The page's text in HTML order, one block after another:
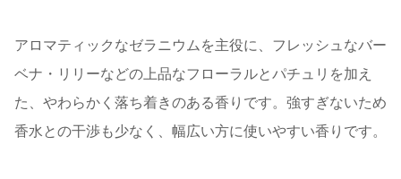
アロマティックなゼラニウムを主役に、フレッシュなバー
ベナ・リリーなどの上品なフローラルとパチュリを加え
た、やわらかく落ち着きのある香りです。強すぎないため
香水との干渉も少なく、幅広い方に使いやすい香りです。